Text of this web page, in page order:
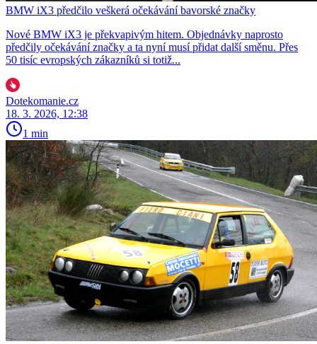
BMW iX3 předčilo veškerá očekávání bavorské značky
Nové BMW iX3 je překvapivým hitem. Objednávky naprosto
předčily očekávání značky a ta nyní musí přidat další směnu. Přes
50 tisíc evropských zákazníků si totiž...
Dotekomanie.cz
18. 3. 2026, 12:38
1 min